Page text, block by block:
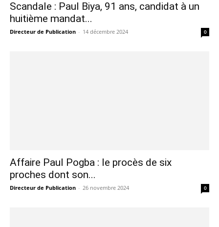
Scandale : Paul Biya, 91 ans, candidat à un
huitième mandat...
Directeur de Publication - 14 décembre 2024 0
Affaire Paul Pogba : le procès de six
proches dont son...
Directeur de Publication - 26 novembre 2024 0